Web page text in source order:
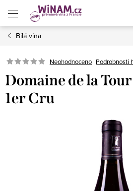
obsah
Bílá vína
Neohodnoceno Podrobnosti
Domaine de la
1er Cru